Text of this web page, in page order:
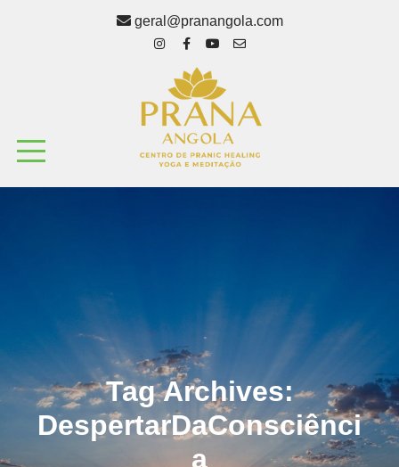
geral@pranangola.com
Tag Archives:
DespertarDaConsciênci
a